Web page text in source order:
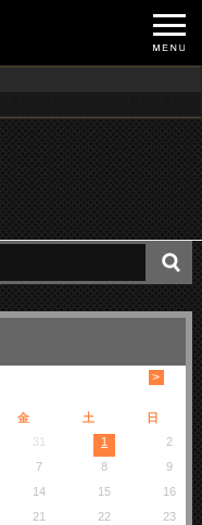
>
金 土
日
31 1
2
7 8
9
14 15
16
21 22
23